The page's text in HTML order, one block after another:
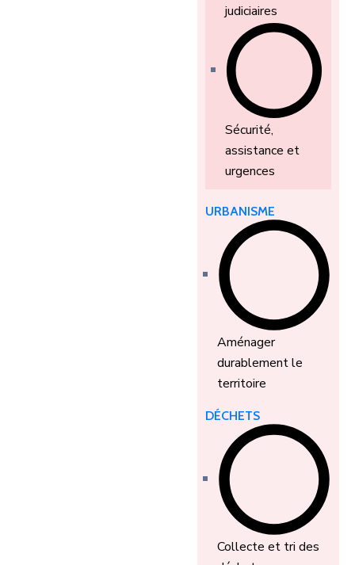
judiciaires
Sécurité,
assistance et
urgences
URBANISME
Aménager
durablement le
territoire
DÉCHETS
Collecte et tri des